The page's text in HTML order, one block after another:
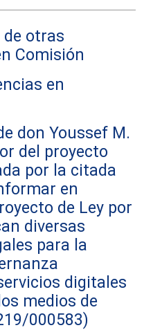
de otras
Comisión
en
don Youssef M.
del proyecto
por la citada
en
de Ley por
diversas
para la
digitales
medios de
000583)